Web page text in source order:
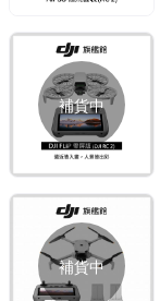
補貨中
補貨中